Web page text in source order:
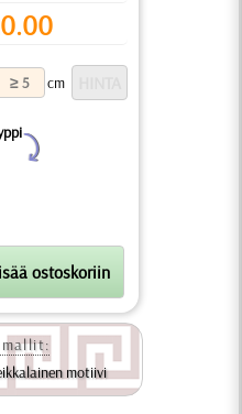
cm
Y
motiivi